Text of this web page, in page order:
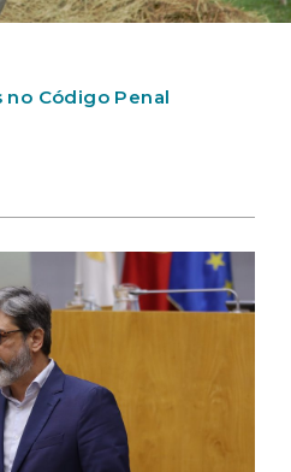
Código Penal